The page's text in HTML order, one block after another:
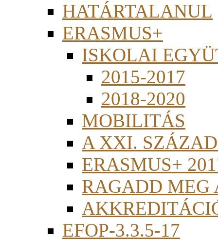
HATÁRTALANUL
ERASMUS+
ISKOLAI
2015-2017
2018-2020
MOBILITÁS
A XXI.
ERASMUS+
RAGADD MEG
EFOP-3.3.5-17